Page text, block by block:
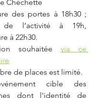
Chéchette
des portes à 18h30 ;
l’activité à 19h,
à 22h30.
souhaitée via ce
de places est limité.
cible des
dont l'identité de